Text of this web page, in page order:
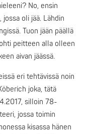
No, ensin
oli jää. Lähdin
Tuon jään päällä
peitteen alla olleen
aivan jäässä.
eri tehtävissä noin
joka, tätä
silloin 78-
jossa toimin
kisassa hänen